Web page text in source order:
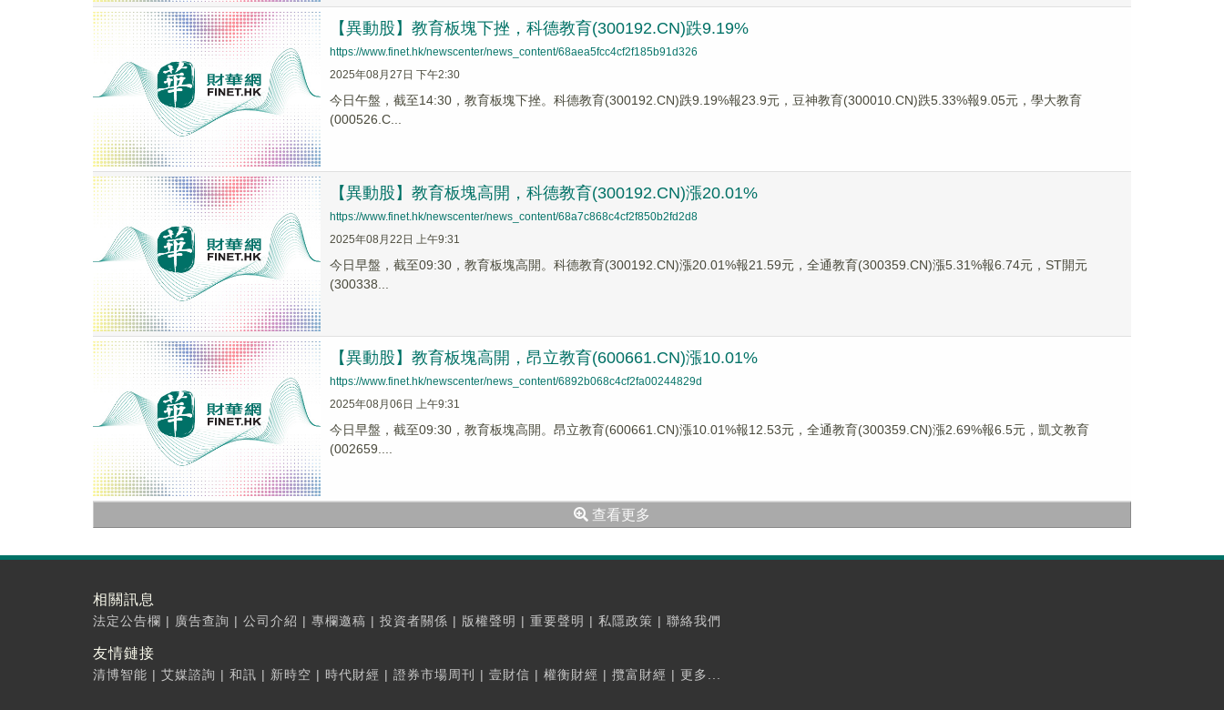
【異動股】教育板塊下挫，科德教育(300192.CN)跌9.19%
https://www.finet.hk/newscenter/news_content/68aea5fcc4cf2f185b91d326
2025年08月27日 下午2:30
今日午盤，截至14:30，教育板塊下挫。科德教育(300192.CN)跌9.19%報23.9元，豆神教育(300010.CN)跌5.33%報9.05元，學大教育
(000526.C...
【異動股】教育板塊高開，科德教育(300192.CN)漲20.01%
https://www.finet.hk/newscenter/news_content/68a7c868c4cf2f850b2fd2d8
2025年08月22日 上午9:31
今日早盤，截至09:30，教育板塊高開。科德教育(300192.CN)漲20.01%報21.59元，全通教育(300359.CN)漲5.31%報6.74元，ST開元
(300338...
【異動股】教育板塊高開，昂立教育(600661.CN)漲10.01%
https://www.finet.hk/newscenter/news_content/6892b068c4cf2fa00244829d
2025年08月06日 上午9:31
今日早盤，截至09:30，教育板塊高開。昂立教育(600661.CN)漲10.01%報12.53元，全通教育(300359.CN)漲2.69%報6.5元，凱文教育
(002659....
查看更多
相關訊息
法定公告欄 | 廣告查詢 | 公司介紹 | 專欄邀稿 | 投資者關係 | 版權聲明 | 重要聲明 | 私隱政策 | 聯絡我們
友情鏈接
清博智能 | 艾媒諮詢 | 和訊 | 新時空 | 時代財經 | 證券市場周刊 | 壹財信 | 權衡財經 | 攬富財經 | 更多...